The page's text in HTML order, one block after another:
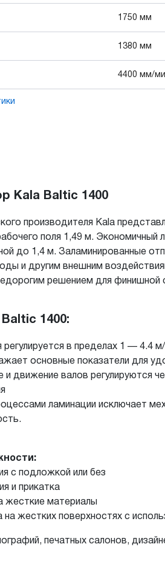
1750 мм
1380 мм
4400 мм/
Kala Baltic 1400
производителя Kala
поля 1,49 м. Экономичный
до 1,4 м. Заламинированные
и другим внешним
решением для
1400:
в пределах 1 — 4.4
основные показатели для
движение валов регулируются
ламинации исключает
с подложкой или без
и прикатка
жесткие материалы
жестких поверхностях с
печатных салонов,